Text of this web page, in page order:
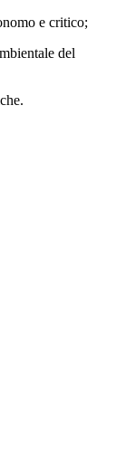
e critico;
del